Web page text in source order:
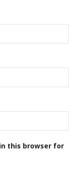
this browser for